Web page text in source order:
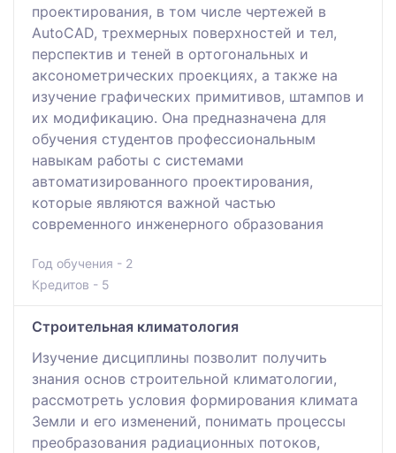
проектирования, в том числе чертежей в
AutoCAD, трехмерных поверхностей и тел,
перспектив и теней в ортогональных и
аксонометрических проекциях, а также на
изучение графических примитивов, штампов и
их модификацию. Она предназначена для
обучения студентов профессиональным
навыкам работы с системами
автоматизированного проектирования,
которые являются важной частью
современного инженерного образования
Год обучения - 2
Кредитов - 5
Строительная климатология
Изучение дисциплины позволит получить
знания основ строительной климатологии,
рассмотреть условия формирования климата
Земли и его изменений, понимать процессы
преобразования радиационных потоков,